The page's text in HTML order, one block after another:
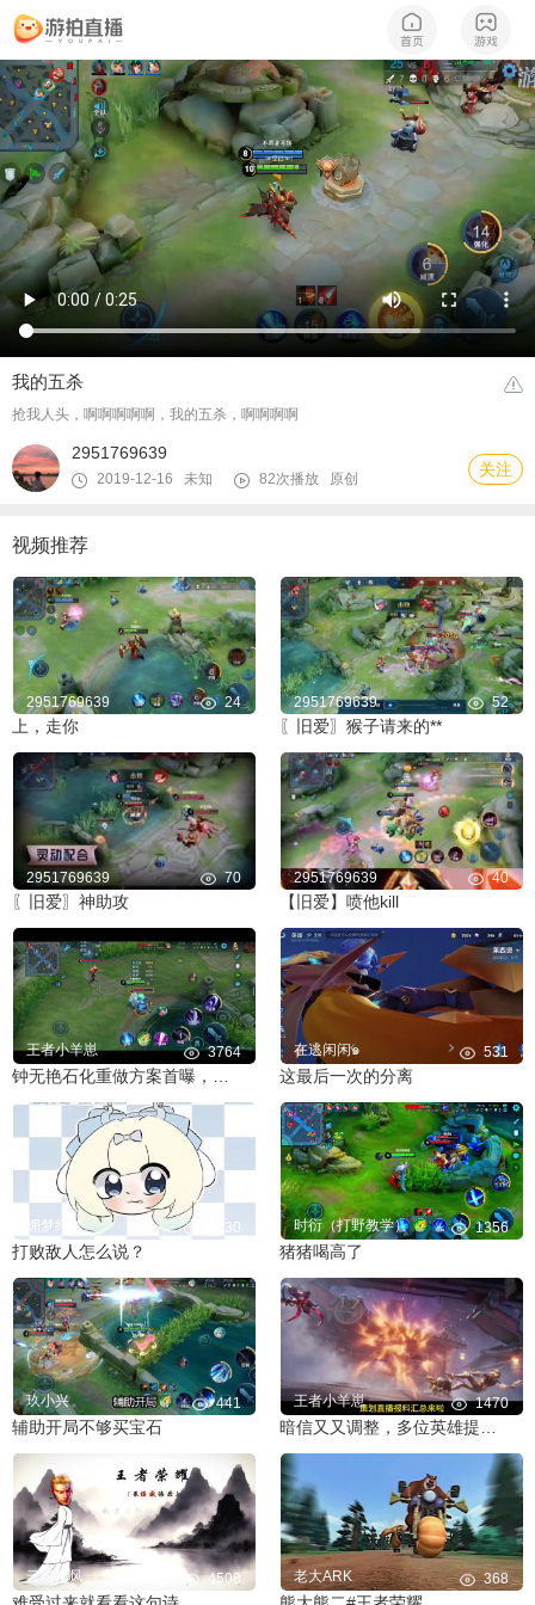
我的五杀
抢我人头，啊啊啊啊啊，我的五杀，啊啊啊啊
2951769639
2019-12-16 未知 82次播放 原创 关注
视频推荐
2951769639 24
上，走你
2951769639 52
〖旧爱〗猴子请来的**
2951769639 70
〖旧爱〗神助攻
2951769639 40
【旧爱】喷他kill
王者小羊崽 3764
钟无艳石化重做方案首曝，另有提及多位英雄
在逃闲闲๑ 531
这最后一次的分离
拥梦纤梦 3130
打败敌人怎么说？
时衍（打野教学） 1356
猪猪喝高了
玖小兴 441
辅助开局不够买宝石
王者小羊崽 1470
云影清风 4508 老大ARK 368